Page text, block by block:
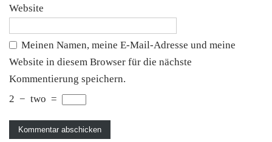
Website
Meinen Namen, meine E-Mail-Adresse und meine
Website in diesem Browser für die nächste
Kommentierung speichern.
2 − two =